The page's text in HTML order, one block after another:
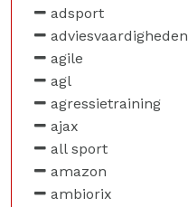
adsport
adviesvaardigheden
agile
agl
agressietraining
ajax
all sport
amazon
ambiorix